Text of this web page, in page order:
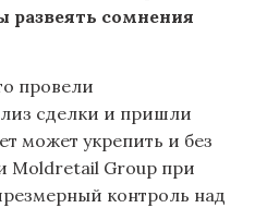
развеять сомнения
провели
сделки и пришли
может укрепить и без
Moldretail Group при
контроль над